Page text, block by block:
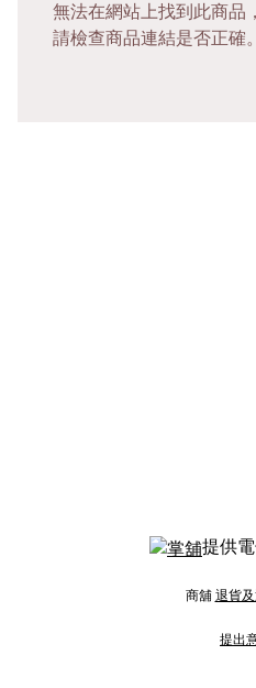
無法在網站上找到此商品
請檢查商品連結是否正確。
提供
商舖 退貨
提出